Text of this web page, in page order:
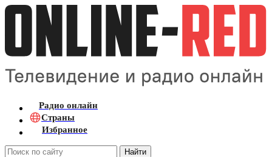
Радио онлайн
Страны
Избранное
Найти